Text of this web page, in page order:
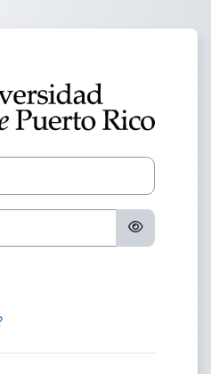
Connexion à